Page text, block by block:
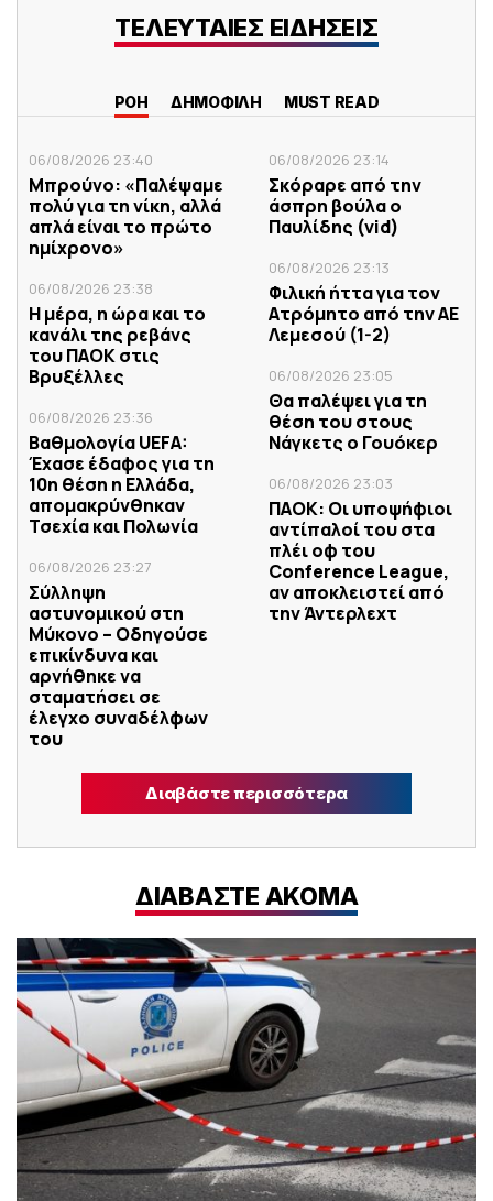
ΤΕΛΕΥΤΑΙΕΣ ΕΙΔΗΣΕΙΣ
ΡΟΗ ΔΗΜΟΦΙΛΗ MUST READ
06/08/2026 23:40
Μπρούνο: «Παλέψαμε
πολύ για τη νίκη, αλλά
απλά είναι το πρώτο
ημίχρονο»
06/08/2026 23:38
Η μέρα, η ώρα και το
κανάλι της ρεβάνς
του ΠΑΟΚ στις
Βρυξέλλες
06/08/2026 23:36
Βαθμολογία UEFA:
Έχασε έδαφος για τη
10η θέση η Ελλάδα,
απομακρύνθηκαν
Τσεχία και Πολωνία
06/08/2026 23:27
Σύλληψη
αστυνομικού στη
Μύκονο – Οδηγούσε
επικίνδυνα και
αρνήθηκε να
σταματήσει σε
έλεγχο συναδέλφων
του
06/08/2026 23:14
Σκόραρε από την
άσπρη βούλα ο
Παυλίδης (vid)
06/08/2026 23:13
Φιλική ήττα για τον
Ατρόμητο από την ΑΕ
Λεμεσού (1-2)
06/08/2026 23:05
Θα παλέψει για τη
θέση του στους
Νάγκετς ο Γουόκερ
06/08/2026 23:03
ΠΑΟΚ: Οι υποψήφιοι
αντίπαλοί του στα
πλέι οφ του
Conference League,
αν αποκλειστεί από
την Άντερλεχτ
Διαβάστε περισσότερα
ΔΙΑΒΑΣΤΕ ΑΚΟΜΑ